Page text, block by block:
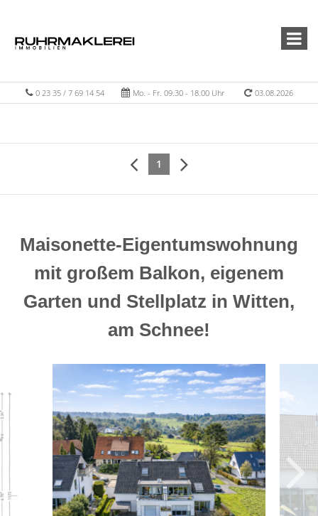
0 23 35 / 7 69 14 54 Mo. - Fr. 09.30 - 18.00 Uhr 03.08.2026
1
Maisonette-Eigentumswohnung
mit großem Balkon, eigenem
Garten und Stellplatz in Witten,
am Schnee!